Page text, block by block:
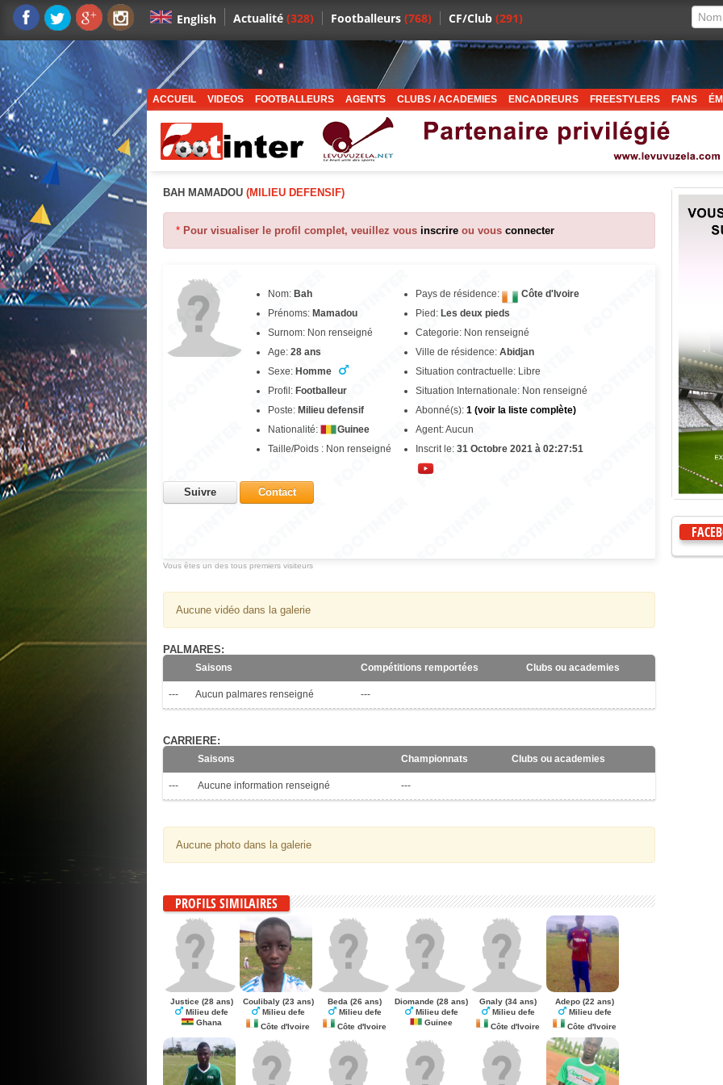
English Actualité (328) Footballeurs (768) CF/Club (291)
ACCUEIL VIDEOS FOOTBALLEURS AGENTS CLUBS / ACADEMIES ENCADREURS FREESTYLERS FANS
BAH MAMADOU (MILIEU DEFENSIF)
* Pour visualiser le profil complet, veuillez vous inscrire ou vous connecter
Nom: Bah
Prénoms: Mamadou
Surnom: Non renseigné
Age: 28 ans
Sexe: Homme
Profil: Footballeur
Poste: Milieu defensif
Nationalité:
Guinee
Taille/Poids : Non renseigné
Pays de résidence:
Côte d'Ivoire
Pied: Les deux pieds
Categorie: Non renseigné
Ville de résidence: Abidjan
Situation contractuelle: Libre
Situation Internationale: Non renseigné
Abonné(s): 1 (voir la liste complète)
Agent: Aucun
Inscrit le: 31 Octobre 2021 à 02:27:51
Suivre Contact
Vous êtes un des tous premiers visiteurs
Aucune vidéo dans la galerie
PALMARES:
Saisons Compétitions remportées Clubs ou academies
--- Aucun palmares renseigné ---
CARRIERE:
Saisons Championnats Clubs ou academies
--- Aucune information renseigné ---
Aucune photo dans la galerie
PROFILS SIMILAIRES
Justice(28 ans)
Milieu defe
Ghana
Coulibaly(23 ans)
Milieu defe
Côte d'Ivoire
Beda (26 ans)
Milieu defe
Côte d'Ivoire
Diomande (28 ans)
Milieu defe
Guinee
Gnaly (34 ans)
Milieu defe
Côte d'Ivoire
Adepo (22 ans)
Milieu defe
Côte d'Ivoire